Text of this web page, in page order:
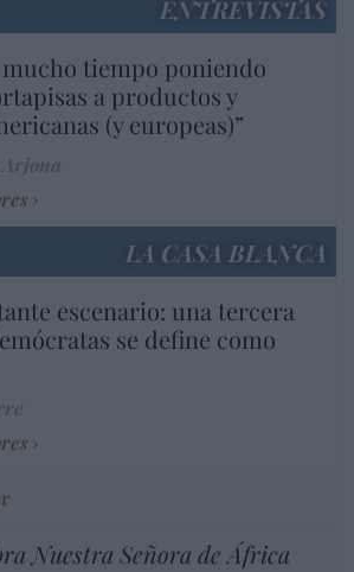
ENTREVISTAS
tiempo poniendo
a productos y
(y europeas)”
LA CASA BLANCA
escenario: una tercera
se define como
Nuestra Señora de África